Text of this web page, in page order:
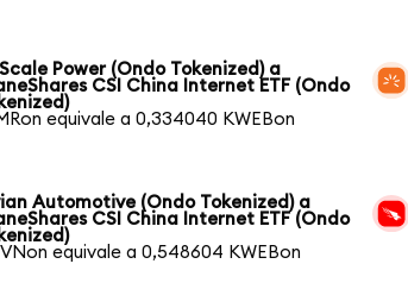
Power (Ondo Tokenized) a
CSI China Internet ETF (Ondo
equivale a 0,334040 KWEBon
Automotive (Ondo Tokenized) a
CSI China Internet ETF (Ondo
equivale a 0,548604 KWEBon